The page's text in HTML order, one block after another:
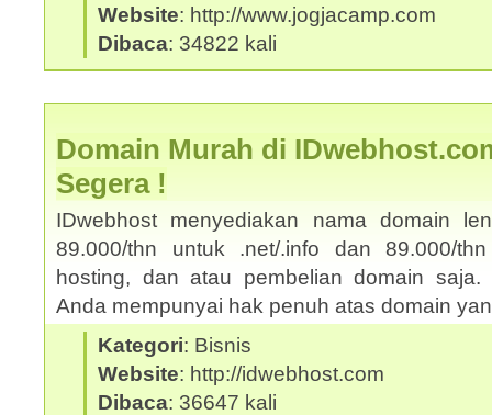
Website: http://www.jogjacamp.com
Dibaca: 34822 kali
Domain Murah di
Segera !
IDwebhost menyediakan nama domain
89.000/thn untuk .net/.info dan 89.000/
hosting, dan atau pembelian domain saja.
Anda mempunyai hak penuh atas domain
Kategori: Bisnis
Website: http://idwebhost.com
Dibaca: 36647 kali